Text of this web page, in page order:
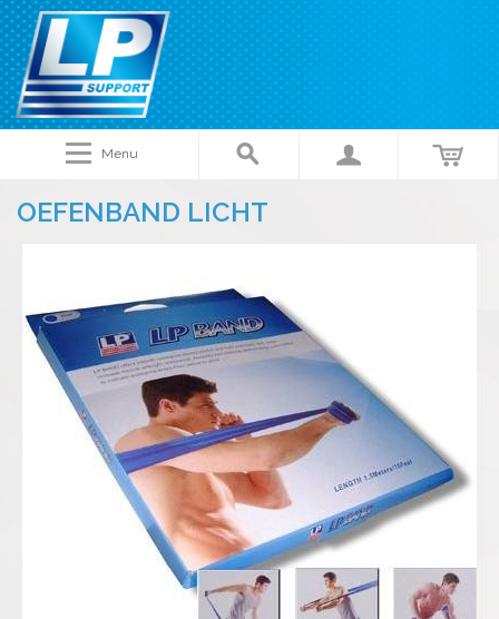
Menu
OEFENBAND LICHT